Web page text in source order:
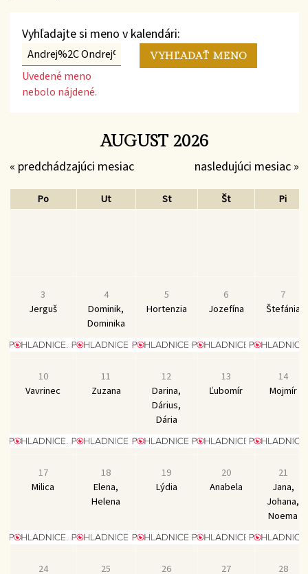
Vyhľadajte si meno v kalendári:
Uvedené meno
nebolo nájdené.
AUGUST 2026
« predchádzajúci mesiac nasledujúci mesiac »
Po Ut St Št Pi
3
Jerguš
4
Dominik,
Dominika
5
Hortenzia
6
Jozefína
7
Štefánia
10
Vavrinec
11
Zuzana
12
Darina,
Dárius,
Dária
13
Ľubomír
14
Mojmír
17
Milica
18
Elena,
Helena
19
Lýdia
20
Anabela
21
Jana,
Johana,
Noema
24 25 26 27 28